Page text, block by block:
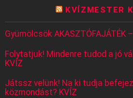
KVÍZMESTER
Gyümölcsök AKASZTÓFAJÁTÉK
Folytatjuk! Mindenre tudod a jó
KVÍZ
Játssz velünk! Na ki tudja
közmondást? KVÍZ